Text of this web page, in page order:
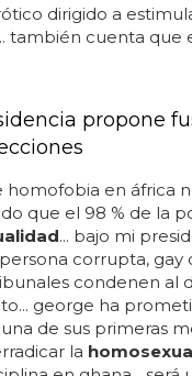
en butt plug
ruso que
... la ironía no parece
han permitido a
de la peor forma
sculptor y
la política
pues bien, el
para presumir de
la cara de vladimir
para los que no lo
dirigido a